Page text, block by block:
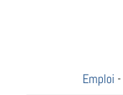
Emploi -